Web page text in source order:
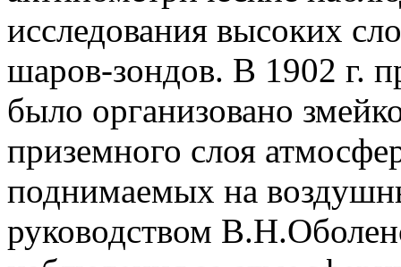
исследования высоких
шаров-зондов. В 1902 г.
было организовано
приземного слоя
поднимаемых на
руководством